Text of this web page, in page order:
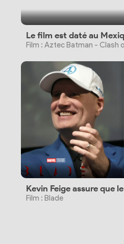
Le film est daté au
Film : Aztec Batman - Clash
Film : Blade